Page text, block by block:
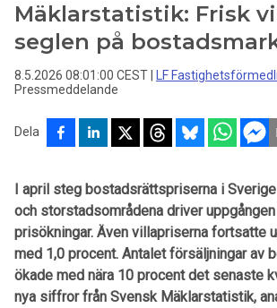
Mäklarstatistik: Frisk
seglen på
8.5.2026 08:01:00 CEST LF
Pressmeddelande
Dela
I april steg bostadsrättspriserna i
och storstadsområdena driver
prisökningar. Även villapriserna fortsatte
med 1,0 procent. Antalet försäljningar av
ökade med nära 10 procent det senaste
nya siffror från Svensk Mäklarstatistik,